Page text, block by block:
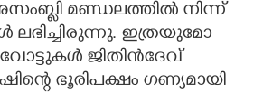
മണ്ഡലത്തിൽ നിന്ന്
ലഭിച്ചിരുന്നു. ഇത്രയുമോ
ജിതിൻദേവ്
ഭൂരിപക്ഷം ഗണ്യമായി